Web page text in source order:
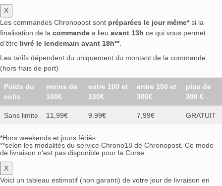
X
Les commandes Chronopost sont préparées le jour même*si la
finalisation de la commande a lieu avant 13h ce qui vous permet
d’être livré le lendemain avant 18h**.
Les tarifs dépendent du uniquement du montant de la commande
(hors frais de port)
Poids du
colis
moins de
100€
entre 100 et
150€
entre 150 et
300€
plus de
300 €
Sans limite 11,99€ 9.99€ 7,99€ GRATUIT
*Hors weekends et jours fériés
**selon les modalités du service Chrono18 de Chronopost. Ce mode
de livraison n’est pas disponible pour la Corse
X
Voici un tableau estimatif (non garanti) de votre jour de livraison en